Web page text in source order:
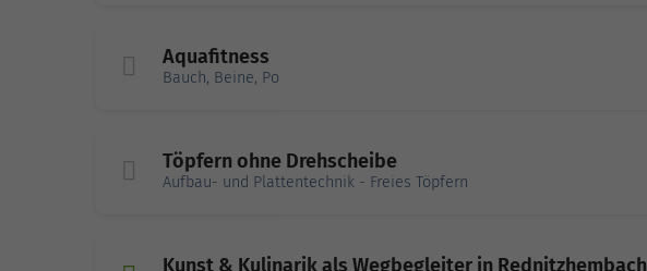
Aquafitness
Bauch, Beine, Po
Töpfern ohne Drehscheibe
Aufbau- und Plattentechnik - Freies Töpfern
Kunst & Kulinarik als Wegbegleiter in Rednitzhembach